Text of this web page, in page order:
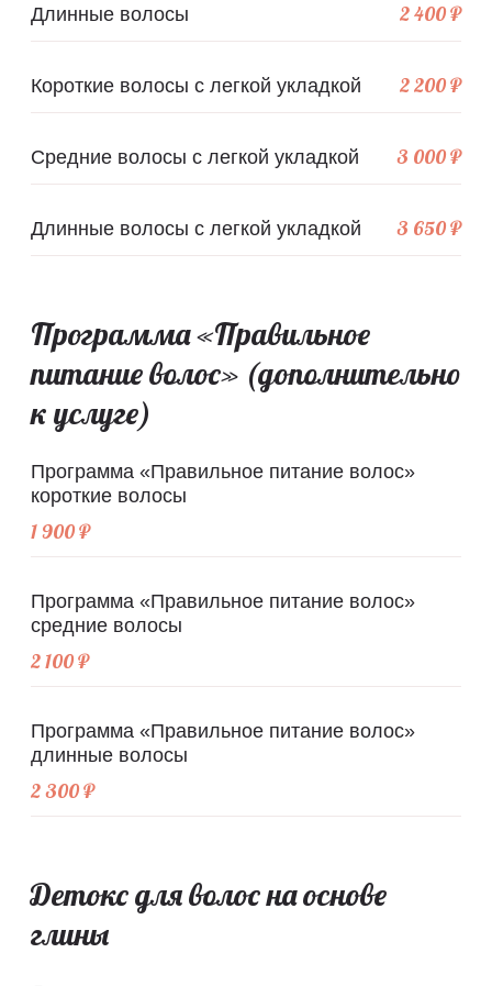
Длинные волосы 2 400 ₽
Короткие волосы с легкой укладкой 2 200 ₽
Средние волосы с легкой укладкой 3 000 ₽
Длинные волосы с легкой укладкой 3 650 ₽
Программа «Правильное
питание волос» (дополнительно
к услуге)
Программа «Правильное питание волос»
короткие волосы
1 900 ₽
Программа «Правильное питание волос»
средние волосы
2 100 ₽
Программа «Правильное питание волос»
длинные волосы
2 300 ₽
Детокс для волос на основе
глины